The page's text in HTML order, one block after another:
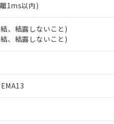
1ms以内)
、結露しないこと)
、結露しないこと)